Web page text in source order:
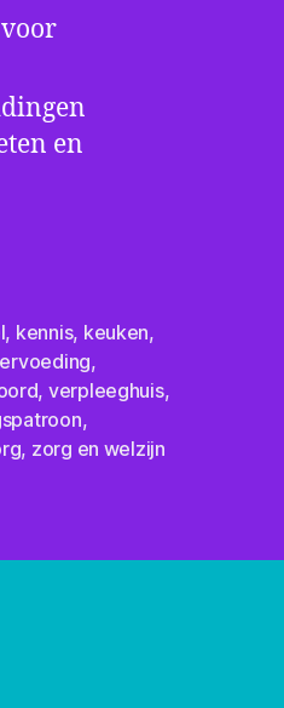
en
, kennis, keuken,
,
, verpleeghuis,
,
, zorg en welzijn